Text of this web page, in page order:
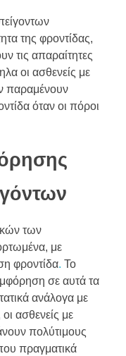
της φροντίδας,
τις απαραίτητες
οι ασθενείς με
παραμένουν
όταν οι πόροι
των
με
φροντίδα. Το
σε αυτά τα
ανάλογα με
ασθενείς με
πολύτιμους
πραγματικά